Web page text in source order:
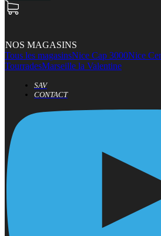
NOS MAGASINS
Tous les magasinsNice Cap 3000Nice
TourradesMarseille la Valentine
SAV
CONTACT